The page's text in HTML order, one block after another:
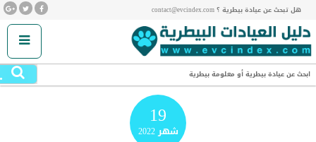
هل تبحث عن عيادة بيطرية ؟ contact@evcindex.com
ابحث عن عيادة بيطرية أو معلومة بيطرية
19
شهر2022